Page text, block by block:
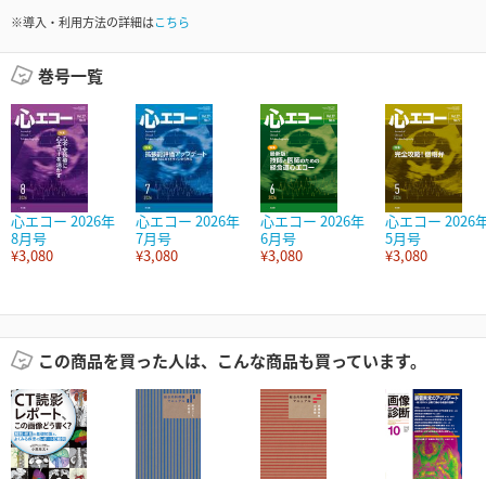
※導入・利用方法の詳細はこちら
巻号一覧
心エコー 2026年
8月号
¥3,080
心エコー 2026年
7月号
¥3,080
心エコー 2026年
6月号
¥3,080
心エコー 2026
5月号
¥3,080
この商品を買った人は、こんな商品も買っています。